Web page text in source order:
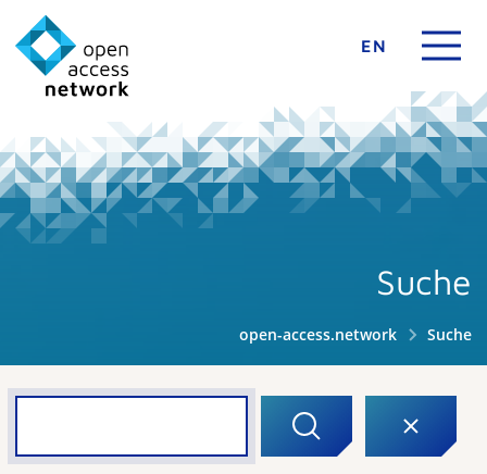
EN
Suche
open-access.network Suche